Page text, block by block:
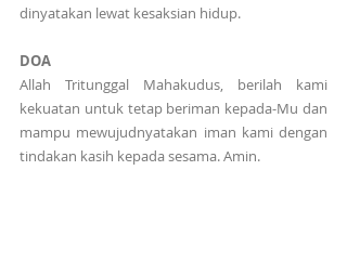
dinyatakan lewat kesaksian hidup.
DOA
Allah Tritunggal Mahakudus, berilah kami
kekuatan untuk tetap beriman kepada-Mu dan
mampu mewujudnyatakan iman kami dengan
tindakan kasih kepada sesama. Amin.